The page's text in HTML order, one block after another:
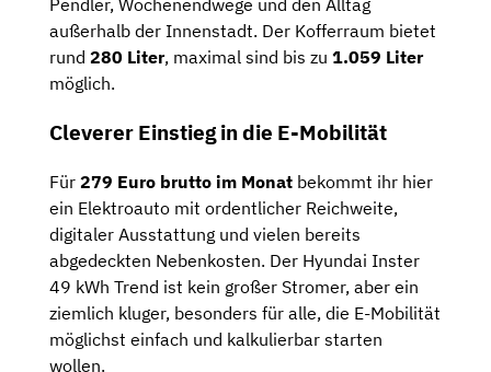
Pendler, Wochenendwege und den Alltag
außerhalb der Innenstadt. Der Kofferraum bietet
rund 280 Liter, maximal sind bis zu 1.059 Liter
möglich.
Cleverer Einstieg in die E-Mobilität
Für 279 Euro brutto im Monat bekommt ihr hier
ein Elektroauto mit ordentlicher Reichweite,
digitaler Ausstattung und vielen bereits
abgedeckten Nebenkosten. Der Hyundai Inster
49 kWh Trend ist kein großer Stromer, aber ein
ziemlich kluger, besonders für alle, die E-Mobilität
möglichst einfach und kalkulierbar starten
wollen.